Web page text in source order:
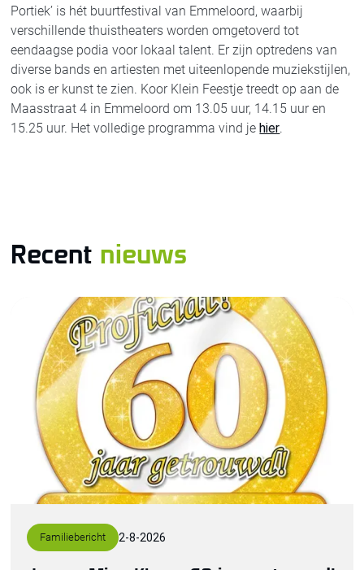
Portiek’ is hét buurtfestival van Emmeloord, waarbij
verschillende thuistheaters worden omgetoverd tot
eendaagse podia voor lokaal talent. Er zijn optredens van
diverse bands en artiesten met uiteenlopende muziekstijlen,
ook is er kunst te zien. Koor Klein Feestje treedt op aan de
Maasstraat 4 in Emmeloord om 13.05 uur, 14.15 uur en
15.25 uur. Het volledige programma vind jehier.
Recent nieuws
Familiebericht 2-8-2026